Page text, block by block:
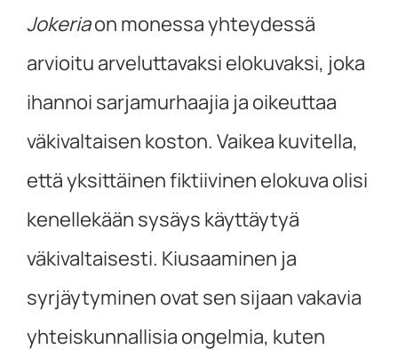
Jokeriaon monessa yhteydessä
arvioitu arveluttavaksi elokuvaksi, joka
ihannoi sarjamurhaajia ja oikeuttaa
väkivaltaisen koston. Vaikea kuvitella,
että yksittäinen fiktiivinen elokuva olisi
kenellekään sysäys käyttäytyä
väkivaltaisesti. Kiusaaminen ja
syrjäytyminen ovat sen sijaan vakavia
yhteiskunnallisia ongelmia, kuten